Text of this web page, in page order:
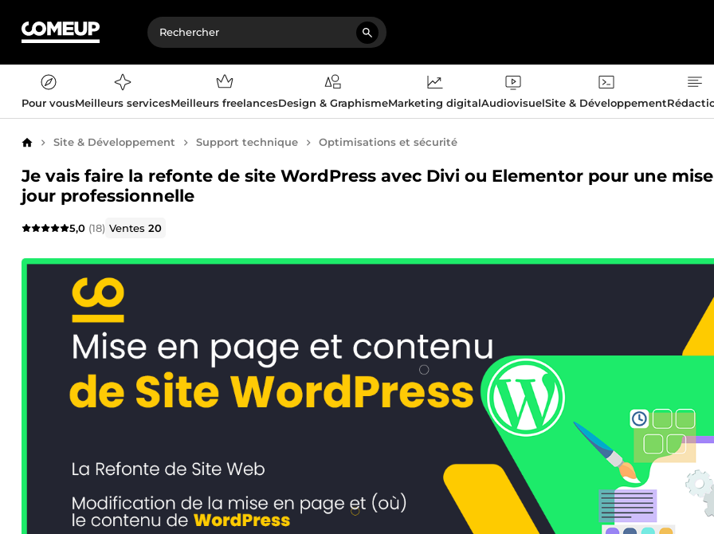
Pour vousMeilleurs servicesMeilleurs freelancesDesign & GraphismeMarketing digitalAudiovisuelSite & Développement
AccueilSite & Développement Support technique Optimisations et sécurité
Je vais faire la refonte de site WordPress avec Divi ou Elementor pour une
jour professionnelle
5,0 (18) Ventes20